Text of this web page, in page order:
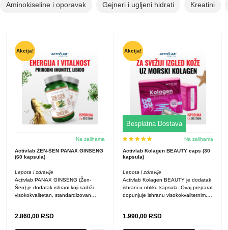
Aminokiseline i oporavak Gejneri i ugljeni hidrati Kreatini
Akcija!
Na zalihama
Activlab ŽEN-ŠEN PANAX GINSENG
(60 kapsula)
Lepota i zdravlje
Activlab PANAX GINSENG (Žen-
Šen) je dodatak ishrani koji sadrži
visokokvalitetan, standardizovan
2.860,00 RSD
Akcija!
Besplatna Dostava
Na zalihama
Activlab Kolagen BEAUTY caps (30
kapsula)
Lepota i zdravlje
Activlab Kolagen BEAUTY je dodatak
ishrani u obliku kapsula. Ovaj preparat
dopunjuje ishranu visokokvalitetnim,
1.990,00 RSD